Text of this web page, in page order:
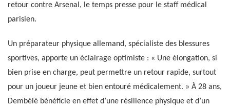
retour contre Arsenal, le temps presse pour le staff médical
parisien.
Un préparateur physique allemand, spécialiste des blessures
sportives, apporte un éclairage optimiste : « Une élongation, si
bien prise en charge, peut permettre un retour rapide, surtout
pour un joueur jeune et bien entouré médicalement. » À 28 ans,
Dembélé bénéficie en effet d’une résilience physique et d’un